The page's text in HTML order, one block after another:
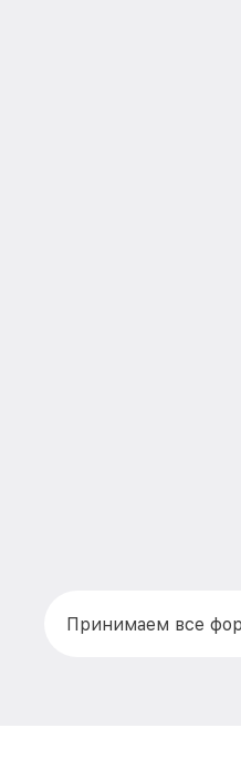
Принимаем все